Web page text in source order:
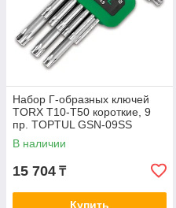
Набор Г-образных ключей
TORX T10-T50 короткие, 9
пр. TOPTUL GSN-09SS
В наличии
15 704 ₸
Купить